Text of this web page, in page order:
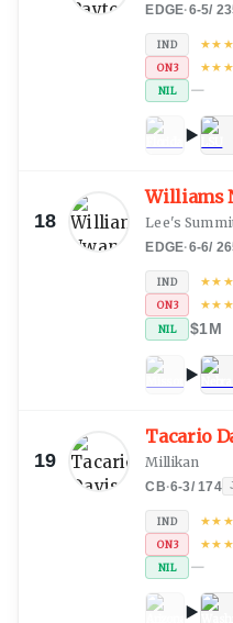
EDGE·6-5/
IND ★★ ★
ON3 ★★ ★
NIL —
18
Williams
Lee's
EDGE·6-6/
IND ★★ ★
ON3 ★★ ★
NIL $1M
19
Tacario
Millikan
CB·6-3/ 174
IND ★★ ★
ON3 ★★ ★
NIL —